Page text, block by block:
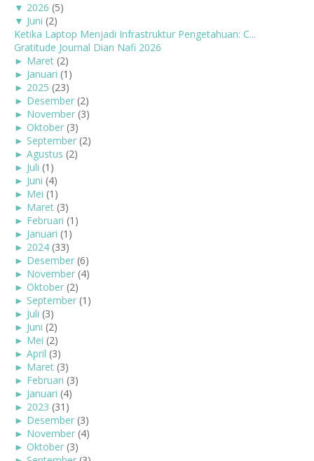
▼ 2026 (5)
▼ Juni (2)
Ketika Laptop Menjadi Infrastruktur Pengetahuan: C...
Gratitude Journal Dian Nafi 2026
► Maret (2)
► Januari (1)
► 2025 (23)
► Desember (2)
► November (3)
► Oktober (3)
► September (2)
► Agustus (2)
► Juli (1)
► Juni (4)
► Mei (1)
► Maret (3)
► Februari (1)
► Januari (1)
► 2024 (33)
► Desember (6)
► November (4)
► Oktober (2)
► September (1)
► Juli (3)
► Juni (2)
► Mei (2)
► April (3)
► Maret (3)
► Februari (3)
► Januari (4)
► 2023 (31)
► Desember (3)
► November (4)
► Oktober (3)